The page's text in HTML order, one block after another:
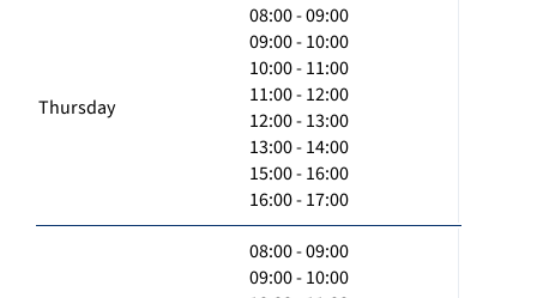
Thursday
08:00 - 09:00
09:00 - 10:00
10:00 - 11:00
11:00 - 12:00
12:00 - 13:00
13:00 - 14:00
15:00 - 16:00
16:00 - 17:00
08:00 - 09:00
09:00 - 10:00